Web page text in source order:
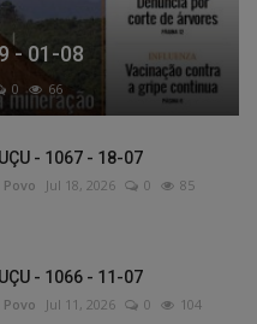
- 01-08
0 66
- 1067 - 18-07
Jul 18, 2026 0 85
- 1066 - 11-07
Jul 11, 2026 0 104